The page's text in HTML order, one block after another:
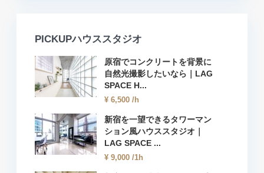
PICKUPハウススタジオ
原宿でコンクリートを背景に
自然光撮影したいなら｜LAG
SPACE H...
¥ 6,500 /h
新宿を一望できるタワーマン
ション風ハウススタジオ｜
LAG SPACE ...
¥ 9,000 /1h